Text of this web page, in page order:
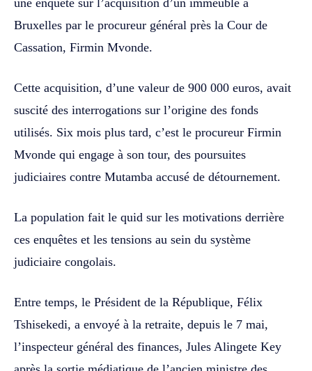
Bruxelles par le procureur général près la Cour de
Cassation, Firmin Mvonde.
Cette acquisition, d’une valeur de 900 000 euros, avait
suscité des interrogations sur l’origine des fonds
utilisés. Six mois plus tard, c’est le procureur Firmin
Mvonde qui engage à son tour, des poursuites
judiciaires contre Mutamba accusé de détournement.
La population fait le quid sur les motivations derrière
ces enquêtes et les tensions au sein du système
judiciaire congolais.
Entre temps, le Président de la République, Félix
Tshisekedi, a envoyé à la retraite, depuis le 7 mai,
l’inspecteur général des finances, Jules Alingete Key